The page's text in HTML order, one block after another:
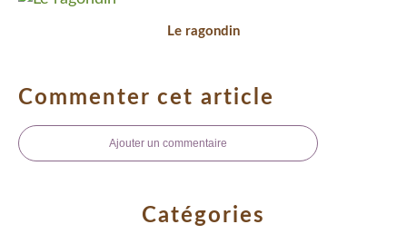
Le ragondin
Commenter cet article
Ajouter un commentaire
Catégories